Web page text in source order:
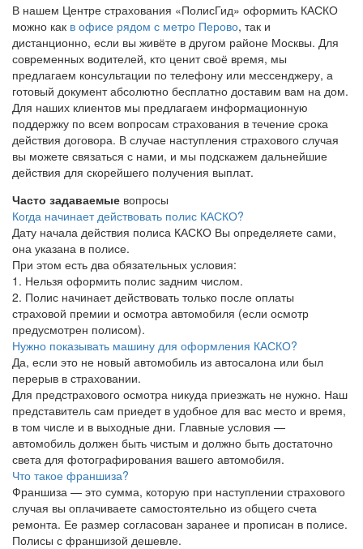
В нашем Центре страхования «ПолисГид» оформить КАСКО
можно как в офисе рядом с метро Перово, так и
дистанционно, если вы живёте в другом районе Москвы. Для
современных водителей, кто ценит своё время, мы
предлагаем консультации по телефону или мессенджеру, а
готовый документ абсолютно бесплатно доставим вам на дом.
Для наших клиентов мы предлагаем информационную
поддержку по всем вопросам страхования в течение срока
действия договора. В случае наступления страхового случая
вы можете связаться с нами, и мы подскажем дальнейшие
действия для скорейшего получения выплат.
Часто задаваемые вопросы
Когда начинает действовать полис КАСКО?
Дату начала действия полиса КАСКО Вы определяете сами,
она указана в полисе.
При этом есть два обязательных условия:
1. Нельзя оформить полис задним числом.
2. Полис начинает действовать только после оплаты
страховой премии и осмотра автомобиля (если осмотр
предусмотрен полисом).
Нужно показывать машину для оформления КАСКО?
Да, если это не новый автомобиль из автосалона или был
перерыв в страховании.
Для предстрахового осмотра никуда приезжать не нужно. Наш
представитель сам приедет в удобное для вас место и время,
в том числе и в выходные дни. Главные условия —
автомобиль должен быть чистым и должно быть достаточно
света для фотографирования вашего автомобиля.
Что такое франшиза?
Франшиза — это сумма, которую при наступлении страхового
случая вы оплачиваете самостоятельно из общего счета
ремонта. Ее размер согласован заранее и прописан в полисе.
Полисы с франшизой дешевле.